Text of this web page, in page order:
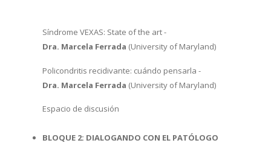
Síndrome VEXAS: State of the art -
Dra. Marcela Ferrada (University of Maryland)
Policondritis recidivante: cuándo pensarla -
Dra. Marcela Ferrada (University of Maryland)
Espacio de discusión
BLOQUE 2: DIALOGANDO CON EL PATÓLOGO